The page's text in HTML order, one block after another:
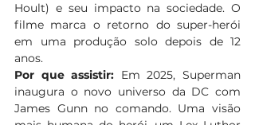
Hoult) e seu impacto na sociedade. O
filme marca o retorno do super-herói
em uma produção solo depois de 12
anos.
Por que assistir: Em 2025, Superman
inaugura o novo universo da DC com
James Gunn no comando. Uma visão